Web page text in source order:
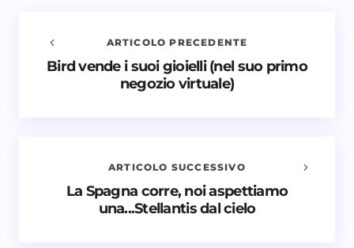
Avvisami quando vengono aggiunti nuovi
ARTICOLO PRECEDENTE
Bird vende i suoi gioielli (nel suo primo
negozio virtuale)
ARTICOLO SUCCESSIVO
La Spagna corre, noi aspettiamo
una...Stellantis dal cielo